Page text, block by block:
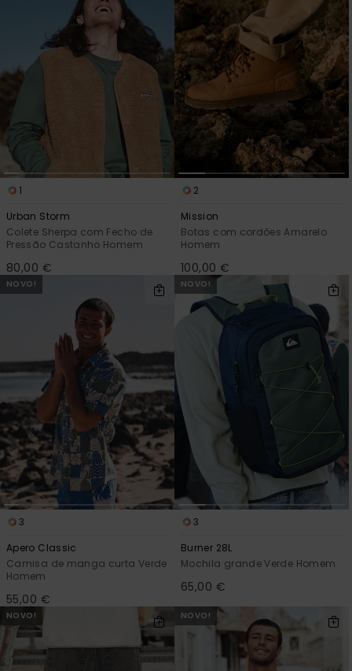
1
Urban Storm
Colete Sherpa com Fecho de
Pressão Castanho Homem
80,00 €
2
Mission
Botas com cordões Amarelo
Homem
100,00 €
NOVO!
3
Apero Classic
Camisa de manga curta Verde
Homem
55,00 €
NOVO!
3
Burner 28L
Mochila grande Verde Homem
65,00 €
NOVO! NOVO!